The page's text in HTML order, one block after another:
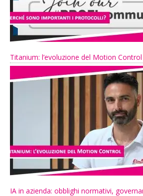
Titanium: l’evoluzione del Motion Control
IA in azienda: obblighi normativi,